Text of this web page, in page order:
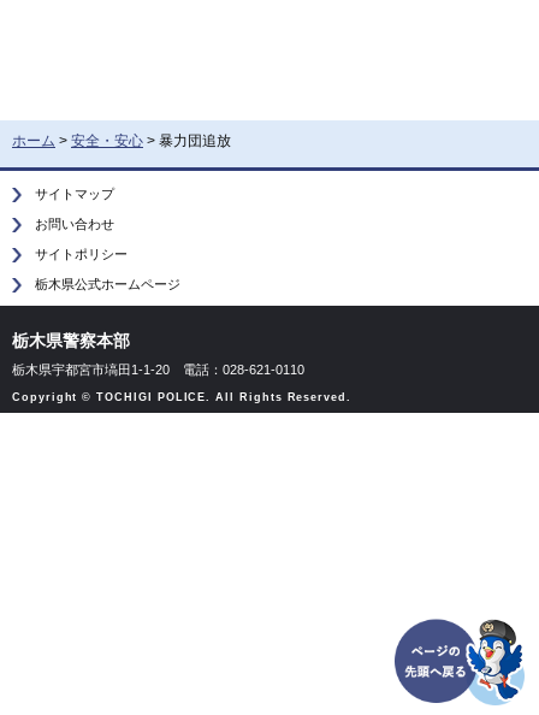
ホーム > 安全・安心 > 暴力団追放
サイトマップ
お問い合わせ
サイトポリシー
栃木県公式ホームページ
栃木県警察本部
栃木県宇都宮市塙田1-1-20 電話：028-621-0110
Copyright © TOCHIGI POLICE. All Rights Reserved.